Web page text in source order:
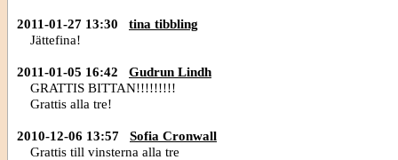
2011-01-27 13:30
tina tibbling
Jättefina!
2011-01-05 16:42
Gudrun Lindh
GRATTIS BITTAN!!!!!!!!!
Grattis alla tre!
2010-12-06 13:57
Sofia Cronwall
Grattis till vinsterna alla tre